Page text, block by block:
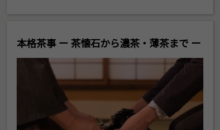
本格茶事 ー 茶懐石から濃茶・薄茶まで ー